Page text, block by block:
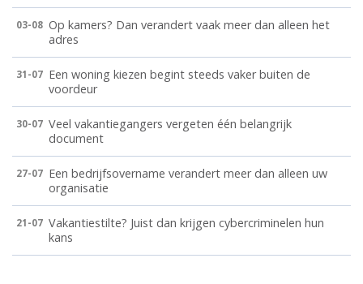
03-08 Op kamers? Dan verandert vaak meer dan alleen het
adres
31-07 Een woning kiezen begint steeds vaker buiten de
voordeur
30-07 Veel vakantiegangers vergeten één belangrijk
document
27-07 Een bedrijfsovername verandert meer dan alleen uw
organisatie
21-07 Vakantiestilte? Juist dan krijgen cybercriminelen hun
kans